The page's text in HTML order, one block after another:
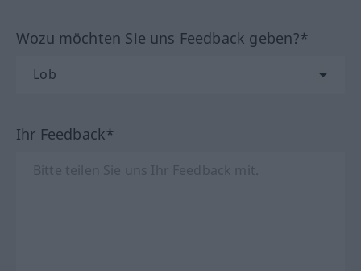
Wozu möchten Sie uns Feedback geben?*
Ihr Feedback*